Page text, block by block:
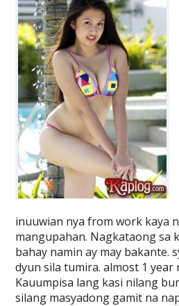
inuuwian nya from work kaya
mangupahan. Nagkataong sa
bahay namin ay may bakante.
dyun sila tumira. almost 1 year
Kauumpisa lang kasi nilang
silang masyadong gamit na